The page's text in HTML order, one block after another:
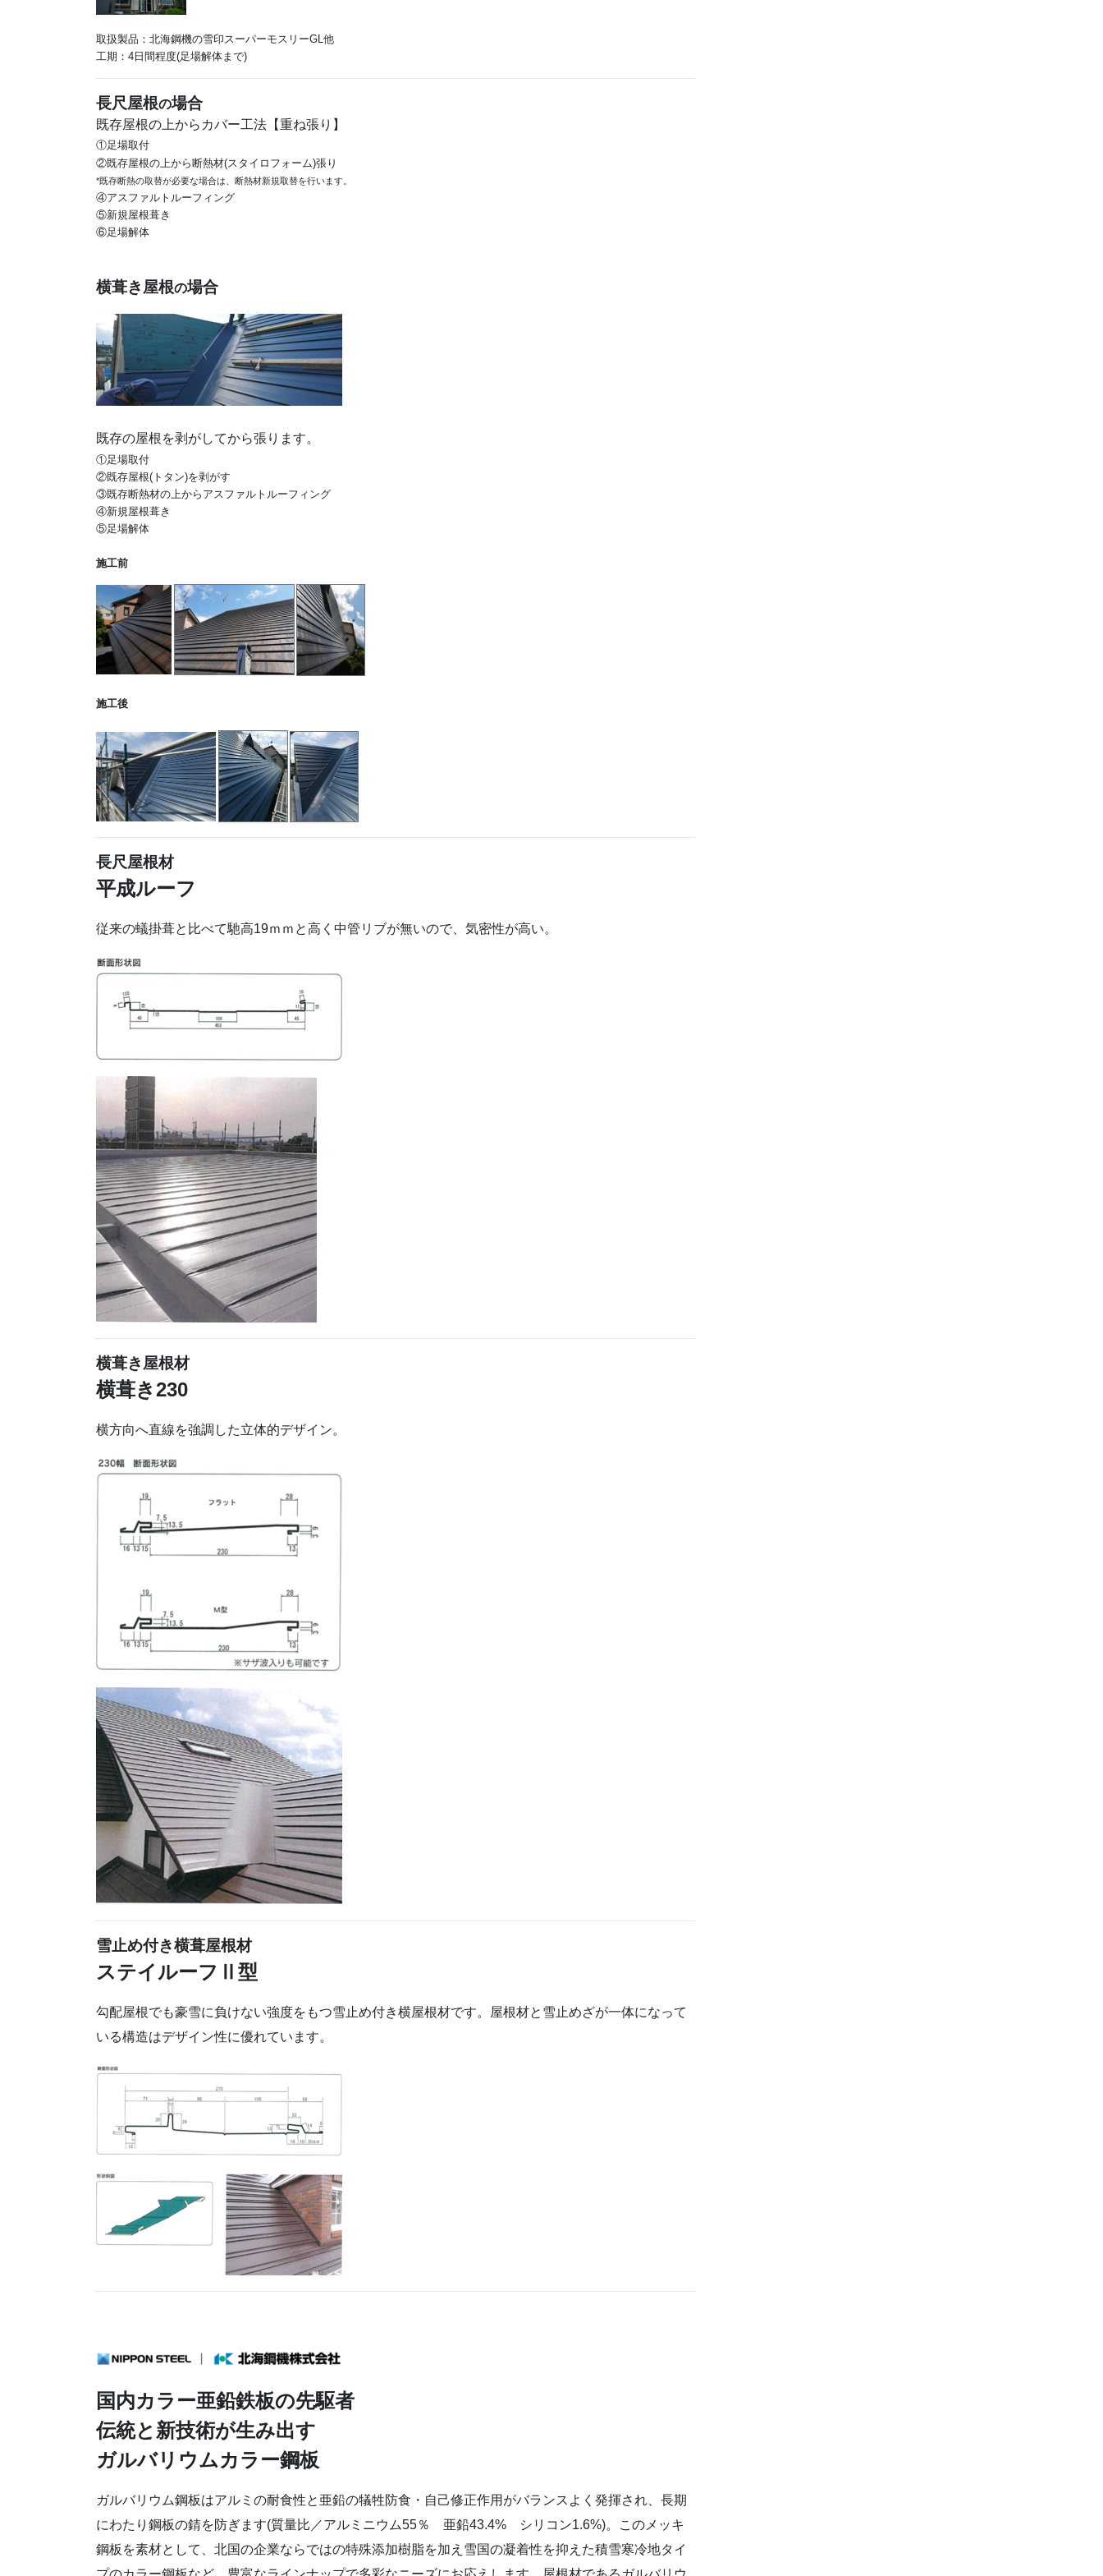
取扱製品：北海鋼機の雪印スーパーモスリーGL他
長尺屋根の場合
*既存断熱の取替が必要な場合は、断熱材新規取替を行います。
④アスファルトルーフィング
⑤新規屋根葺き
⑥足場解体
横葺き屋根の場合
既存の屋根を剥がしてから張ります。
①足場取付
②既存屋根(トタン)を剥がす
③既存断熱材の上からアスファルトルーフィング
④新規屋根葺き
⑤足場解体
施工前
施工後
長尺屋根材
平成ルーフ
従来の蟻掛葺と比べて馳高19ｍｍと高く中管リブが無いので、気密性が高い。
横葺き屋根材
横葺き230
横方向へ直線を強調した立体的デザイン。
雪止め付き横葺屋根材
ステイルーフⅡ型
勾配屋根でも豪雪に負けない強度をもつ雪止め付き横屋根材です。屋根材と雪止めざが一体になって
いる構造はデザイン性に優れています。
国内カラー亜鉛鉄板の先駆者
伝統と新技術が生み出す
ガルバリウムカラー鋼板
ガルバリウム鋼板はアルミの耐食性と亜鉛の犠牲防食・自己修正作用がバランスよく発揮され、長期
にわたり鋼板の錆を防ぎます(質量比／アルミニウム55％ 亜鉛43.4% シリコン1.6%)。このメッキ
鋼板を素材として、北国の企業ならではの特殊添加樹脂を加え雪国の凝着性を抑えた積雪寒冷地タイ